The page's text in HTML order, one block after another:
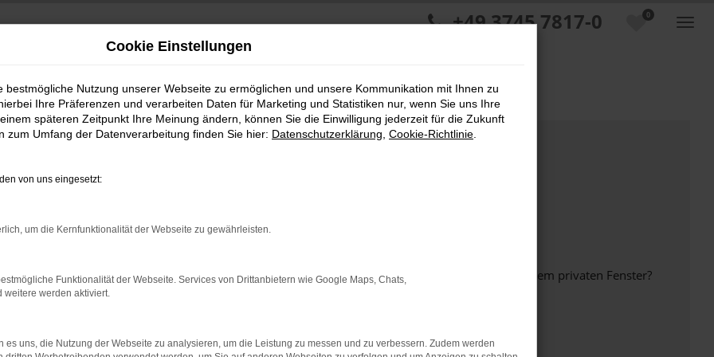
0
+49 3745 7817-0
bestimmter Seiten verhindern. Funktioniert die Seite in einem anderen Browser oder in einem privaten Fenster?
beheben.
auf dem neuesten Stand sind.
Cookie Einstellungen
bestmögliche Nutzung unserer Webseite zu ermöglichen und unsere Kommunikation mit Ihnen zu
Ihre Präferenzen und verarbeiten Daten für Marketing und Statistiken nur, wenn Sie uns Ihre
späteren Zeitpunkt Ihre Meinung ändern, können Sie die Einwilligung jederzeit für die Zukunft
zum Umfang der Datenverarbeitung finden Sie hier: Datenschutzerklärung Cookie-Richtlinie
von uns eingesetzt:
um die Kernfunktionalität der Webseite zu gewährleisten.
Funktionalität der Webseite. Services von Drittanbietern wie Google Maps, Chats,
weitere werden aktiviert.
es uns, die Nutzung der Webseite zu analysieren, um die Leistung zu messen und zu verbessern. Zudem werden